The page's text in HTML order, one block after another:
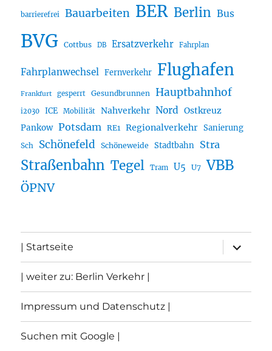
barrierefrei Bauarbeiten BER Berlin Bus
BVG Cottbus DB Ersatzverkehr Fahrplan
Fahrplanwechsel Fernverkehr Flughafen
Frankfurt gesperrt Gesundbrunnen Hauptbahnhof
i2030 ICE Mobilität Nahverkehr Nord Ostkreuz
Pankow Potsdam RE1 Regionalverkehr Sanierung
Sch Schönefeld Schöneweide Stadtbahn Stra
Straßenbahn Tegel Tram U5 U7 VBB
ÖPNV
| Startseite
öffnen
| weiter zu: Berlin Verkehr |
Impressum und Datenschutz |
Suchen mit Google |